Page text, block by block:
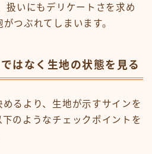
扱いにもデリケートさを求め
つぶれてしまいます。
はなく生地の状態を見る
るより、生地が示すサインを
のようなチェックポイントを